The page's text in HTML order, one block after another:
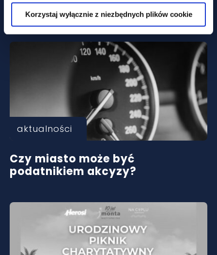
Korzystaj wyłącznie z niezbędnych plików cookie
B2B to w rzeczywistości etat
aktualności
Czy miasto może być
podatnikiem akcyzy?